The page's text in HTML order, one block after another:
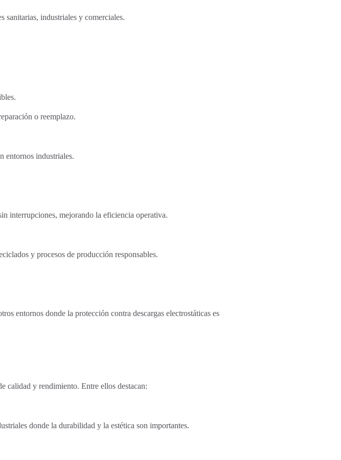
sanitarias, industriales y comerciales.
o reemplazo.
entornos industriales.
interrupciones, mejorando la eficiencia operativa.
y procesos de producción responsables.
entornos donde la protección contra descargas electrostáticas es
calidad y rendimiento. Entre ellos destacan:
donde la durabilidad y la estética son importantes.